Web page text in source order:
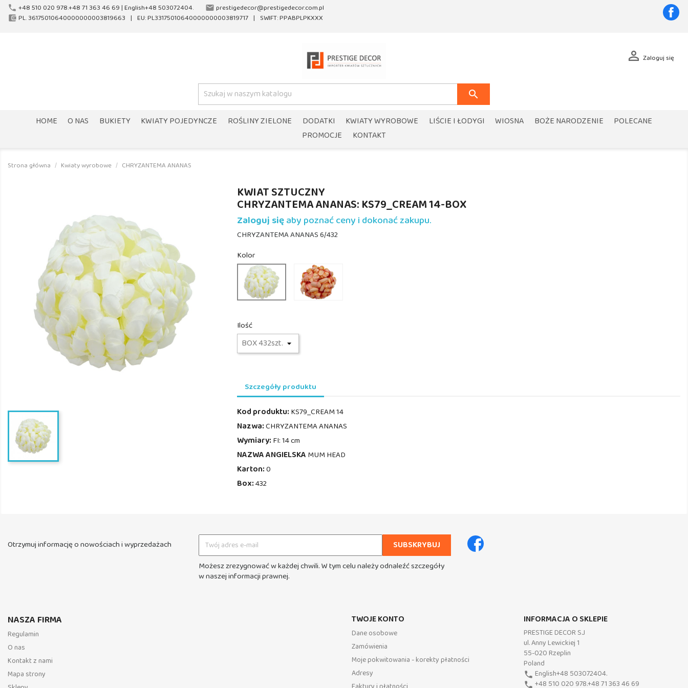
phone +48 510 020 978.+48 71 363 46 69 |English+48 503072404. email prestigedecor@prestigedecor.com.pl
account_balance_wallet PL. 36175010640000000003819663 EU: PL33175010640000000003819717 SWIFT: PPABPLPKXXX

 Zaloguj się
HOME O NAS BUKIETY KWIATY POJEDYNCZE ROŚLINY ZIELONE DODATKI KWIATY WYROBOWE LIŚCIE I ŁODYGI WIOSNA BOŻE NARODZENIE
POLECANE
PROMOCJE
KONTAKT
Strona główna Kwiaty wyrobowe CHRYZANTEMA ANANAS
KWIAT SZTUCZNY
CHRYZANTEMA ANANAS: KS79_CREAM 14-BOX
Zaloguj sięaby poznać ceny i dokonać zakupu.
CHRYZANTEMA ANANAS 6/432
Kolor
KS79_CREAM
14
KS79_#9077
11
PINK
Ilość
Szczegóły produktu
Kod produktu: KS79_CREAM 14
Nazwa:CHRYZANTEMA ANANAS
Wymiary: FI: 14 cm
NAZWA ANGIELSKA MUM HEAD
Karton:0
Box:432
Otrzymuj informację o nowościach i wyprzedażach
Możesz zrezygnować w każdej chwili. W tym celu należy odnaleźć szczegóły
w naszej informacji prawnej.
NASZA FIRMA
Regulamin
O nas
Kontakt z nami
Mapa strony
TWOJE KONTO
Dane osobowe
Zamówienia
Moje pokwitowania - korekty płatności
Adresy
INFORMACJA O SKLEPIE
PRESTIGE DECOR S.J
ul. Anny Lewickiej 1
55-020 Rzeplin
Poland
phone English+48 503072404.
phone +48 510 020 978.+48 71 363 46 69